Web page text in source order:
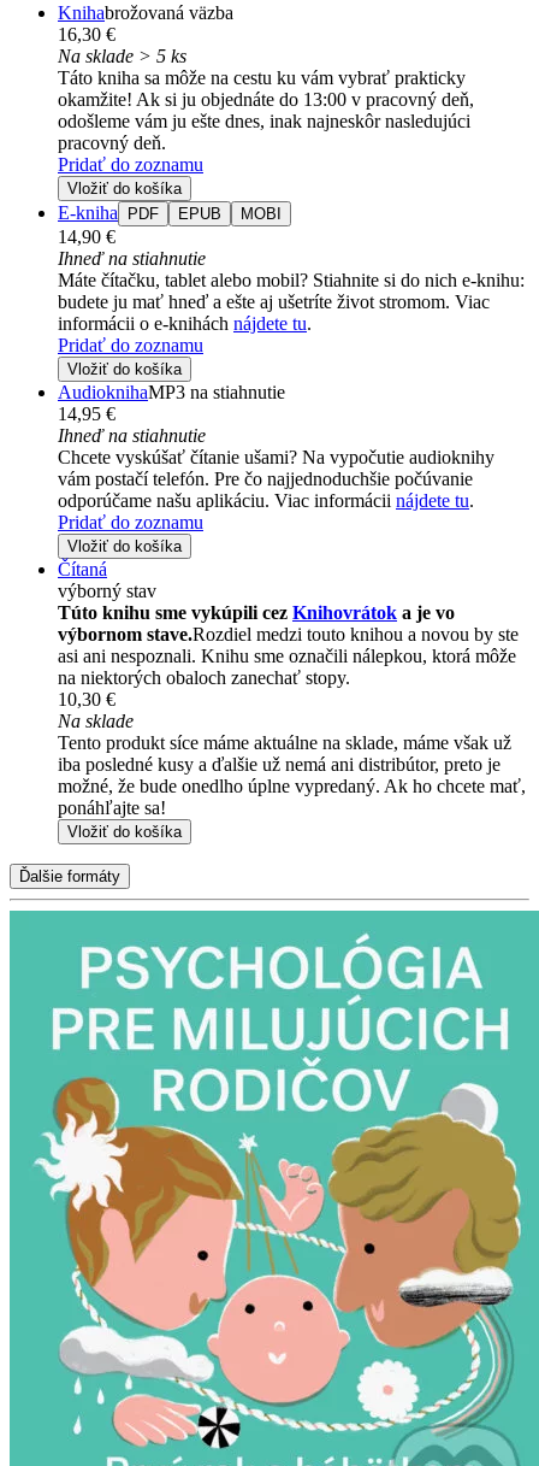
Knihabrožovaná väzba
16,30 €
Na sklade > 5 ks
Táto kniha sa môže na cestu ku vám vybrať prakticky
okamžite! Ak si ju objednáte do 13:00 v pracovný deň,
odošleme vám ju ešte dnes, inak najneskôr nasledujúci
pracovný deň.
Pridať do zoznamu
Vložiť do košíka
E-kniha PDF EPUB MOBI
14,90 €
Ihneď na stiahnutie
Máte čítačku, tablet alebo mobil? Stiahnite si do nich e-knihu:
budete ju mať hneď a ešte aj ušetríte život stromom. Viac
informácii o e-knihách nájdete tu.
Pridať do zoznamu
Vložiť do košíka
AudioknihaMP3 na stiahnutie
14,95 €
Ihneď na stiahnutie
Chcete vyskúšať čítanie ušami? Na vypočutie audioknihy
vám postačí telefón. Pre čo najjednoduchšie počúvanie
odporúčame našu aplikáciu. Viac informácii nájdete tu.
Pridať do zoznamu
Vložiť do košíka
Čítaná
výborný stav
Túto knihu sme vykúpili cez Knihovrátok a je vo
výbornom stave.Rozdiel medzi touto knihou a novou by ste
asi ani nespoznali. Knihu sme označili nálepkou, ktorá môže
na niektorých obaloch zanechať stopy.
10,30 €
Na sklade
Tento produkt síce máme aktuálne na sklade, máme však už
iba posledné kusy a ďalšie už nemá ani distribútor, preto je
možné, že bude onedlho úplne vypredaný. Ak ho chcete mať,
ponáhľajte sa!
Vložiť do košíka
Ďalšie formáty